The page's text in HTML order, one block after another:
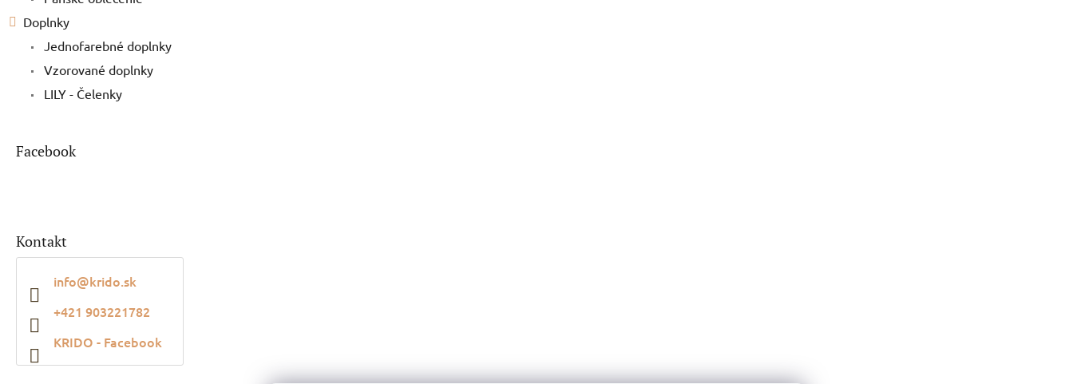
Doplnky
Jednofarebné doplnky
Vzorované doplnky
LILY - Čelenky
Facebook
Kontakt
info@krido.sk
+421 903221782
KRIDO - Facebook